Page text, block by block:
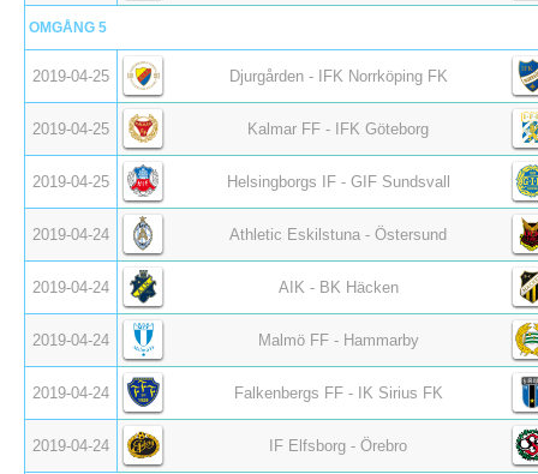
OMGÅNG 5
2019-04-25 Djurgården - IFK Norrköping FK
2019-04-25 Kalmar FF - IFK Göteborg
2019-04-25 Helsingborgs IF - GIF Sundsvall
2019-04-24 Athletic Eskilstuna - Östersund
2019-04-24 AIK - BK Häcken
2019-04-24 Malmö FF - Hammarby
2019-04-24 Falkenbergs FF - IK Sirius FK
2019-04-24 IF Elfsborg - Örebro